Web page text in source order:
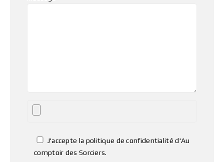
J'accepte la politique de confidentialité d'Au
comptoir des Sorciers.